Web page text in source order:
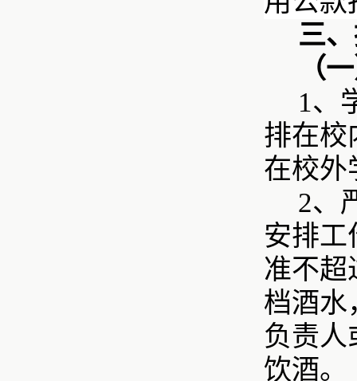
三
（
1、
排在校
在校外
2、
安排工
准不超
档酒水
负责人
饮酒。